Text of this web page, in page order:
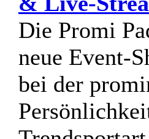
Die Promi
neue Event-
bei der